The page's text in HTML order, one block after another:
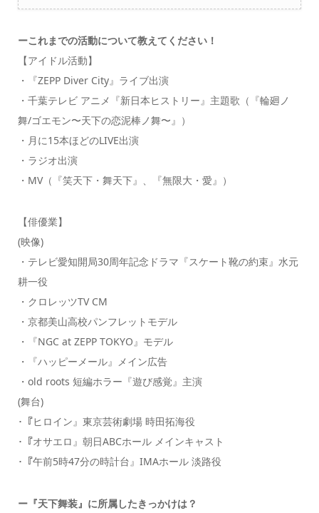
ーこれまでの活動について教えてください！
【アイドル活動】
・『ZEPP Diver City』ライブ出演
・千葉テレビ アニメ『新日本ヒストリー』主題歌（『輪廻ノ
舞/ゴエモン〜天下の恋泥棒ノ舞〜』）
・月に15本ほどのLIVE出演
・ラジオ出演
・MV（『笑天下・舞天下』、『無限大・愛』）
【俳優業】
(映像)
・テレビ愛知開局30周年記念ドラマ『スケート靴の約束』水元
耕一役
・クロレッツTV CM
・京都美山高校パンフレットモデル
・『NGC at ZEPP TOKYO』モデル
・『ハッピーメール』メイン広告
・old roots 短編ホラー『遊び感覚』主演
(舞台)
･『ヒロイン』東京芸術劇場 時田拓海役
･『オサエロ』朝日ABCホール メインキャスト
･『午前5時47分の時計台』IMAホール 淡路役
ー『天下舞装』に所属したきっかけは？